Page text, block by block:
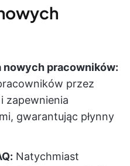
nowych pracowników:
przez
i zapewnienia
gwarantując płynny
Natychmiast